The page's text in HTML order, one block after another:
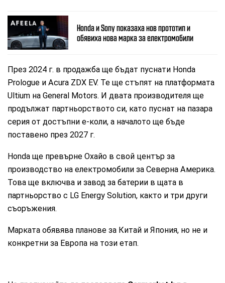
Honda и Sony показаха нов прототип и
обявиха нова марка за електромобили
През 2024 г. в продажба ще бъдат пуснати Honda
Prologue и Acura ZDX EV. Те ще стъпят на платформата
Ultium на General Motors. И двата производителя ще
продължат партньорството си, като пуснат на пазара
серия от достъпни е-коли, а началото ще бъде
поставено през 2027 г.
Honda ще превърне Охайо в свой център за
производство на електромобили за Северна Америка.
Това ще включва и завод за батерии в щата в
партньорство с LG Energy Solution, както и три други
съоръжения.
Марката обявява планове за Китай и Япония, но не и
конкретни за Европа на този етап.